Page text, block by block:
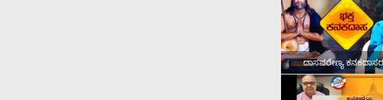
ದಾಸವರೇಣ್ಯ